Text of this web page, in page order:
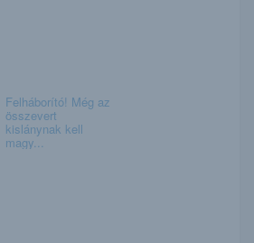
Felháborító! Még az
összevert
kislánynak kell
magy...